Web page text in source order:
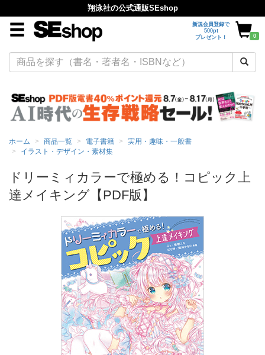
翔泳社の公式通販SEshop
新規会員登録で
500pt
プレゼント！
0
ホーム 商品一覧 電子書籍
実用・趣味・一般書
イラスト・デザイン・素材集
ドリーミィカラーで極める！コピック上
達メイキング【PDF版】